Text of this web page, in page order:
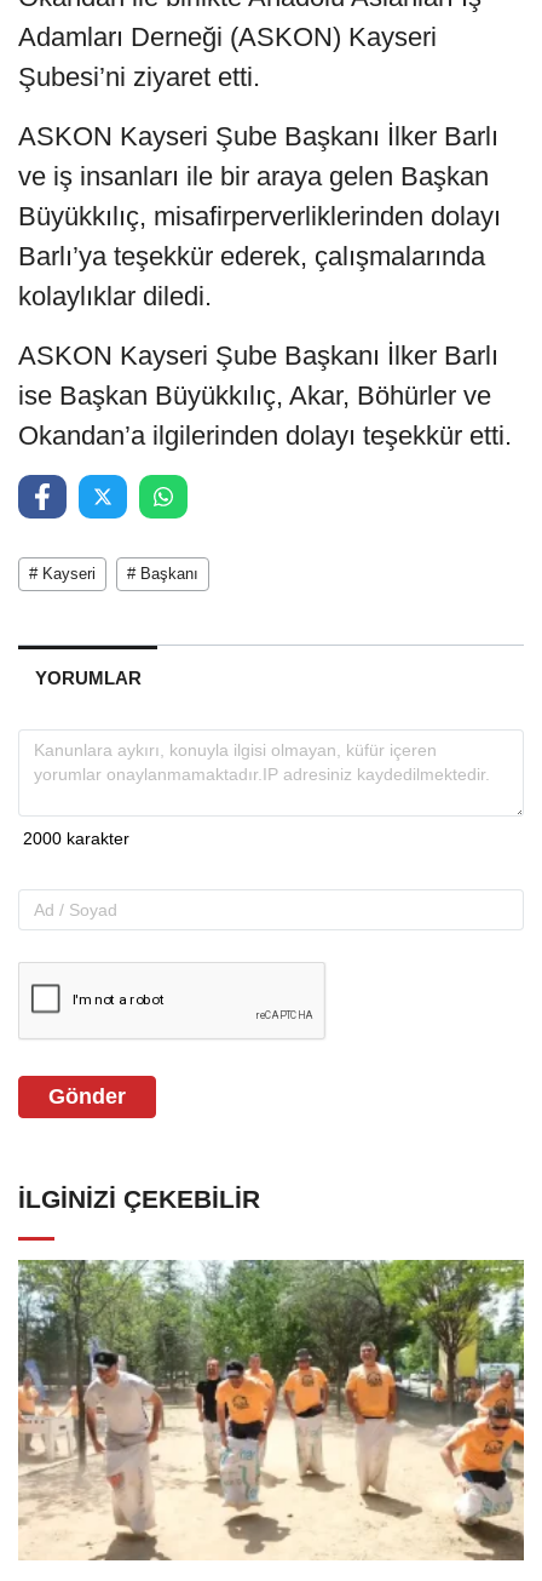
Adamları Derneği (ASKON) Kayseri
Şubesi’ni ziyaret etti.
ASKON Kayseri Şube Başkanı İlker Barlı
ve iş insanları ile bir araya gelen Başkan
Büyükkılıç, misafirperverliklerinden dolayı
Barlı’ya teşekkür ederek, çalışmalarında
kolaylıklar diledi.
ASKON Kayseri Şube Başkanı İlker Barlı
ise Başkan Büyükkılıç, Akar, Böhürler ve
Okandan’a ilgilerinden dolayı teşekkür etti.
# Kayseri # Başkanı
YORUMLAR
Gönder
İLGINIZI ÇEKEBILIR